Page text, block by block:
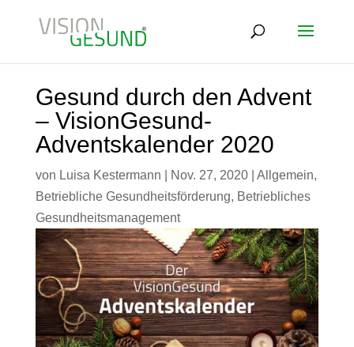
Gesund durch den Advent
– VisionGesund-
Adventskalender 2020
von Luisa Kestermann Nov. 27, 2020| Allgemein,
Betriebliche Gesundheitsförderung, Betriebliches
Gesundheitsmanagement